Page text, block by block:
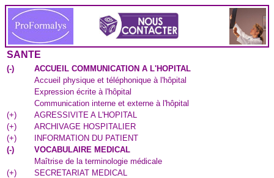
SANTE
(-)
ACCUEIL COMMUNICATION A L'HOPITAL
Accueil physique et téléphonique à l'hôpital
Expression écrite à l'hôpital
Communication interne et externe à l'hôpital
(+)
AGRESSIVITE A L'HOPITAL
(+)
ARCHIVAGE HOSPITALIER
(+)
INFORMATION DU PATIENT
(-)
VOCABULAIRE MEDICAL
Maîtrise de la terminologie médicale
(+)
SECRETARIAT MEDICAL